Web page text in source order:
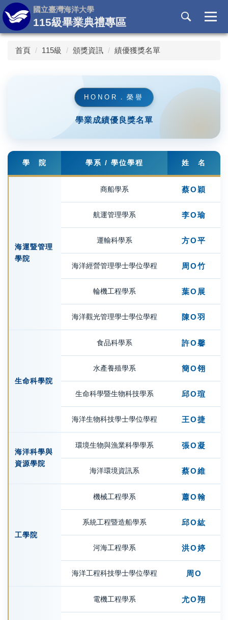
跳
到
主
國立臺灣海洋大學
115級畢業典禮專區
首頁 115級 頒獎資訊 績優獲獎名單
HONOR．榮譽
學業成績優良獎名單
學 院 學系 / 學位學程 姓 名
海運暨管理
學院
商船學系 蔡Ο穎
航運管理學系 李Ο瑜
運輸科學系 方Ο平
海洋經營管理學士學位學程 周Ο竹
輪機工程學系 葉Ο展
海洋觀光管理學士學位學程 陳Ο羽
生命科學院
食品科學系 許Ο馨
水產養殖學系 簡Ο翎
生命科學暨生物科技學系 邱Ο瑄
海洋生物科技學士學位學程 王Ο捷
海洋科學與
資源學院
環境生物與漁業科學學系 張Ο凝
海洋環境資訊系 蔡Ο維
工學院
機械工程學系 蕭Ο翰
系統工程暨造船學系 邱Ο紘
河海工程學系 洪Ο婷
海洋工程科技學士學位學程 周Ο
電機工程學系 尤Ο翔